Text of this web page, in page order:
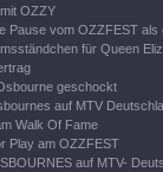
OZZY
Pause vom OZZFEST als
für Queen
geschockt
auf MTV
Walk Of Fame
Play am OZZFEST
auf MTV-